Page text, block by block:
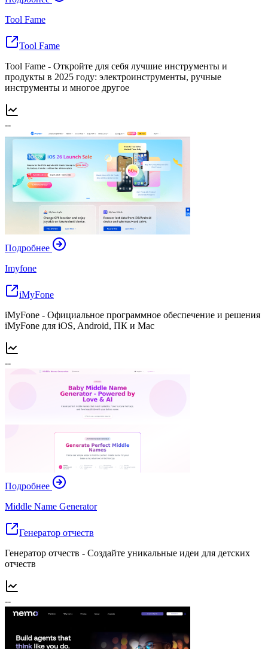
Tool Fame
Tool Fame
Tool Fame - Откройте для себя лучшие инструменты и
продукты в 2025 году: электроинструменты, ручные
инструменты и многое другое
--
Подробнее
Imyfone
iMyFone
iMyFone - Официальное программное обеспечение и решения
iMyFone для iOS, Android, ПК и Mac
--
Подробнее
Middle Name Generator
Генератор отчеств
Генератор отчеств - Создайте уникальные идеи для детских
отчеств
--